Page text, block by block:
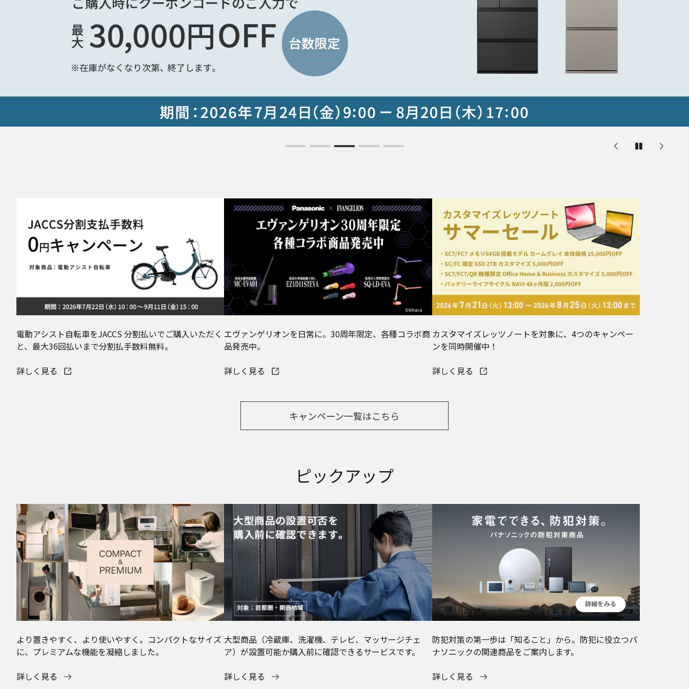
電動アシスト自転車をJACCS 分割払いでご購入いただく
と、最大36回払いまで分割払手数料無料。
詳しく見る
エヴァンゲリオンを日常に。30周年限定、各種コラボ商
品発売中。
詳しく見る
カスタマイズレッツノートを対象に、4つのキャンペー
ンを同時開催中！
詳しく見る
キャンペーン一覧はこちら
ピックアップ
より置きやすく、より使いやすく。コンパクトなサイズ
に、プレミアムな機能を凝縮しました。
詳しく見る
大型商品（冷蔵庫、洗濯機、テレビ、マッサージチェ
ア）が設置可能か購入前に確認できるサービスです。
詳しく見る
防犯対策の第一歩は「知ること」から。防犯に役立つパ
ナソニックの関連商品をご案内します。
詳しく見る